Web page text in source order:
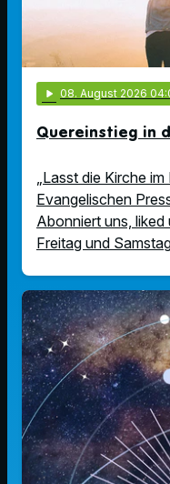
play_arrow 08. August 2026
Quereinstieg in
„Lasst die Kirche
Evangelischen
Abonniert uns,
Freitag und